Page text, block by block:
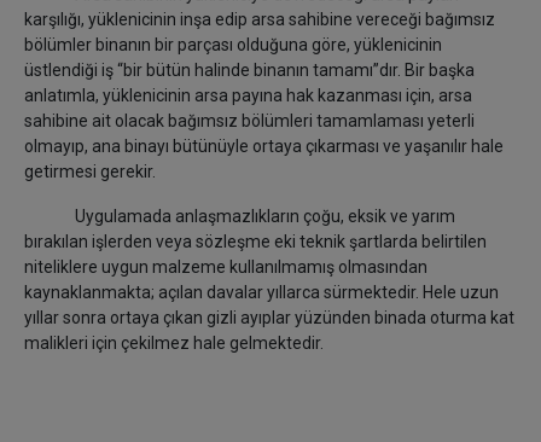
karşılığı, yüklenicinin inşa edip arsa sahibine vereceği bağımsız
bölümler binanın bir parçası olduğuna göre, yüklenicinin
üstlendiği iş “bir bütün halinde binanın tamamı”dır. Bir başka
anlatımla, yüklenicinin arsa payına hak kazanması için, arsa
sahibine ait olacak bağımsız bölümleri tamamlaması yeterli
olmayıp, ana binayı bütünüyle ortaya çıkarması ve yaşanılır hale
getirmesi gerekir.
Uygulamada anlaşmazlıkların çoğu, eksik ve yarım
bırakılan işlerden veya sözleşme eki teknik şartlarda belirtilen
niteliklere uygun malzeme kullanılmamış olmasından
kaynaklanmakta; açılan davalar yıllarca sürmektedir. Hele uzun
yıllar sonra ortaya çıkan gizli ayıplar yüzünden binada oturma kat
malikleri için çekilmez hale gelmektedir.